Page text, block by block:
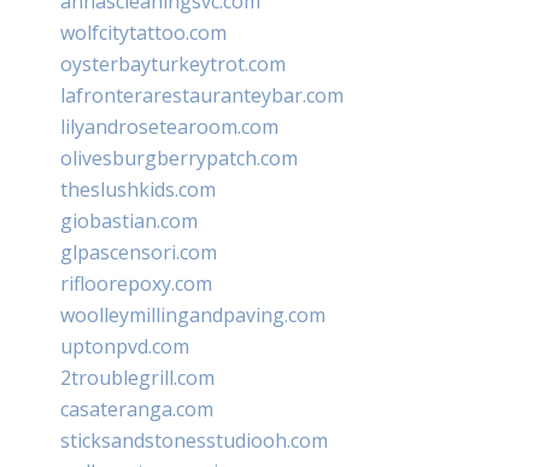
wolfcitytattoo.com
oysterbayturkeytrot.com
lafronterarestauranteybar.com
lilyandrosetearoom.com
olivesburgberrypatch.com
theslushkids.com
giobastian.com
glpascensori.com
rifloorepoxy.com
woolleymillingandpaving.com
uptonpvd.com
2troublegrill.com
casateranga.com
sticksandstonesstudiooh.com